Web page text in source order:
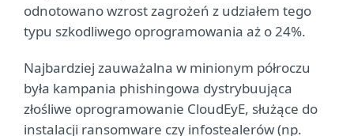
odnotowano wzrost zagrożeń z udziałem tego
typu szkodliwego oprogramowania aż o 24%.
Najbardziej zauważalna w minionym półroczu
była kampania phishingowa dystrybuująca
złośliwe oprogramowanie CloudEyE, służące do
instalacji ransomware czy infostealerów (np.